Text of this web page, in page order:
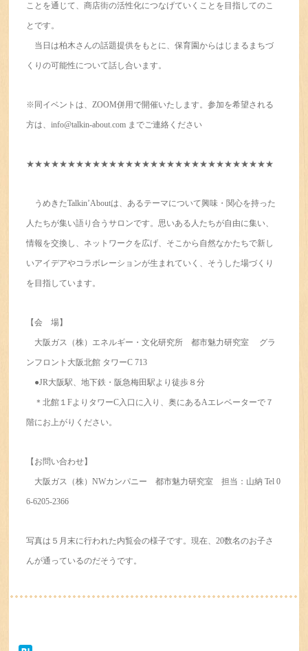
ことを通じて、商店街の活性化につなげていくことを目指してのこ
とです。
当日は柏木さんの話題提供をもとに、保育園からはじまるまちづ
くりの可能性について話し合います。
※同イベントは、ZOOM併用で開催いたします。参加を希望される
方は、info@talkin-about.com までご連絡ください
★★★★★★★★★★★★★★★★★★★★★★★★★★★★★★
うめきたTalkin’Aboutは、あるテーマについて興味・関心を持った
人たちが集い語り合うサロンです。思いある人たちが自由に集い、
情報を交換し、ネットワークを広げ、そこから自然なかたちで新し
いアイデアやコラボレーションが生まれていく、そうした場づくり
を目指しています。
【会 場】
大阪ガス（株）エネルギー・文化研究所 都市魅力研究室 グラ
ンフロント大阪北館 タワーC 713
●JR大阪駅、地下鉄・阪急梅田駅より徒歩８分
＊北館１FよりタワーC入口に入り、奥にあるAエレベーターで７
階にお上がりください。
【お問い合わせ】
大阪ガス（株）NWカンパニー 都市魅力研究室 担当：山納 Tel 0
6-6205-2366
写真は５月末に行われた内覧会の様子です。現在、20数名のお子さ
んが通っているのだそうです。